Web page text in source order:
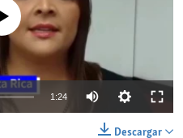
currently available
1:24
Descargar